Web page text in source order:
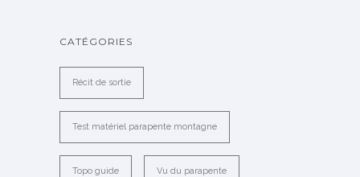
CATÉGORIES
Récit de sortie
Test matériel parapente montagne
Topo guide Vu du parapente